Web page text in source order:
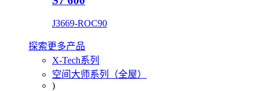
J3669-ROC90
探索更多产品
X-Tech系列
空间大师系列（全屋）
)